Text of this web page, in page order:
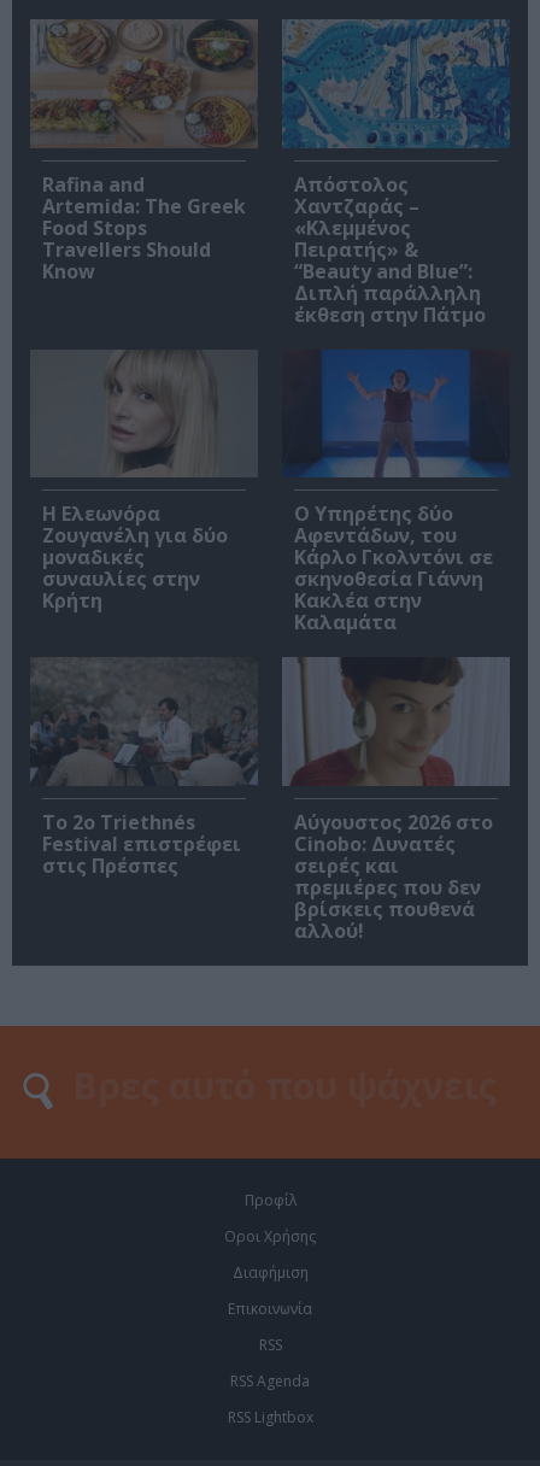
Rafina and
Artemida: The Greek
Food Stops
Travellers Should
Know
Απόστολος
Χαντζαράς –
«Κλεμμένος
Πειρατής» &
“Beauty and Blue”:
Διπλή παράλληλη
έκθεση στην Πάτμο
Η Ελεωνόρα
Ζουγανέλη για δύο
μοναδικές
συναυλίες στην
Κρήτη
Ο Υπηρέτης δύο
Αφεντάδων, του
Κάρλο Γκολντόνι σε
σκηνοθεσία Γιάννη
Κακλέα στην
Καλαμάτα
Το 2ο Triethnés
Festival επιστρέφει
στις Πρέσπες
Αύγουστος 2026 στο
Cinobo: Δυνατές
σειρές και
πρεμιέρες που δεν
βρίσκεις πουθενά
αλλού!
Προφίλ
Οροι Χρήσης
Διαφήμιση
Επικοινωνία
RSS
RSS Agenda
RSS Lightbox